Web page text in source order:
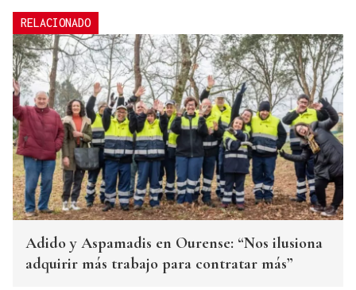
RELACIONADO
Adido y Aspamadis en Ourense: “Nos ilusiona
adquirir más trabajo para contratar más”